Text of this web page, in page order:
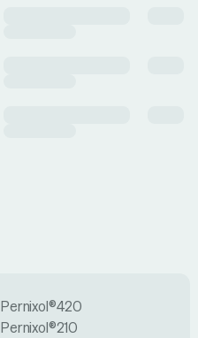
Pernixol®420
Pernixol®210